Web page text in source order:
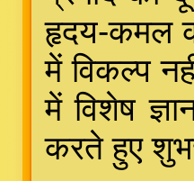
हृदय-कमल
में विकल्प
में विशेष
करते हुए